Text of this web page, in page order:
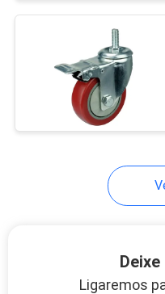
Ligaremos